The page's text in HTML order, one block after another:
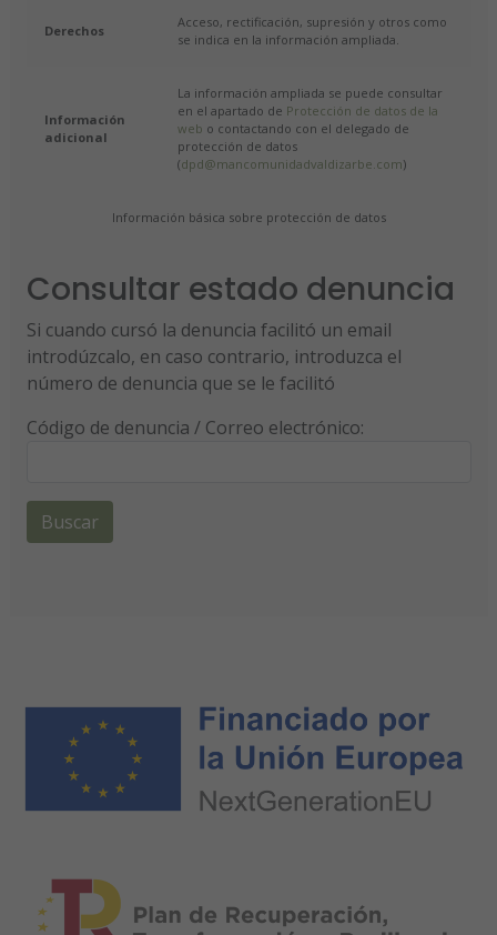
Derechos
Acceso, rectificación, supresión y otros como
se indica en la información ampliada.
Información
adicional
La información ampliada se puede consultar
en el apartado de Protección de datos de la
web o contactando con el delegado de
protección de datos
(dpd@mancomunidadvaldizarbe.com)
Información básica sobre protección de datos
Consultar estado denuncia
Si cuando cursó la denuncia facilitó un email
introdúzcalo, en caso contrario, introduzca el
número de denuncia que se le facilitó
Código de denuncia / Correo electrónico: